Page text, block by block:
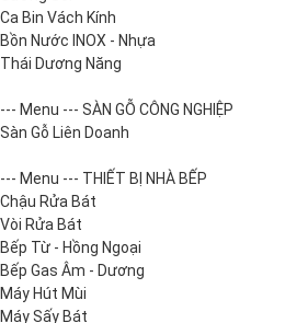
Ca Bin Vách Kính
Bồn Nước INOX - Nhựa
Thái Dương Năng
--- Menu --- SÀN GỖ CÔNG NGHIỆP
Sàn Gỗ Liên Doanh
--- Menu --- THIẾT BỊ NHÀ BẾP
Chậu Rửa Bát
Vòi Rửa Bát
Bếp Từ - Hồng Ngoại
Bếp Gas Âm - Dương
Máy Hút Mùi
Máy Sấy Bát